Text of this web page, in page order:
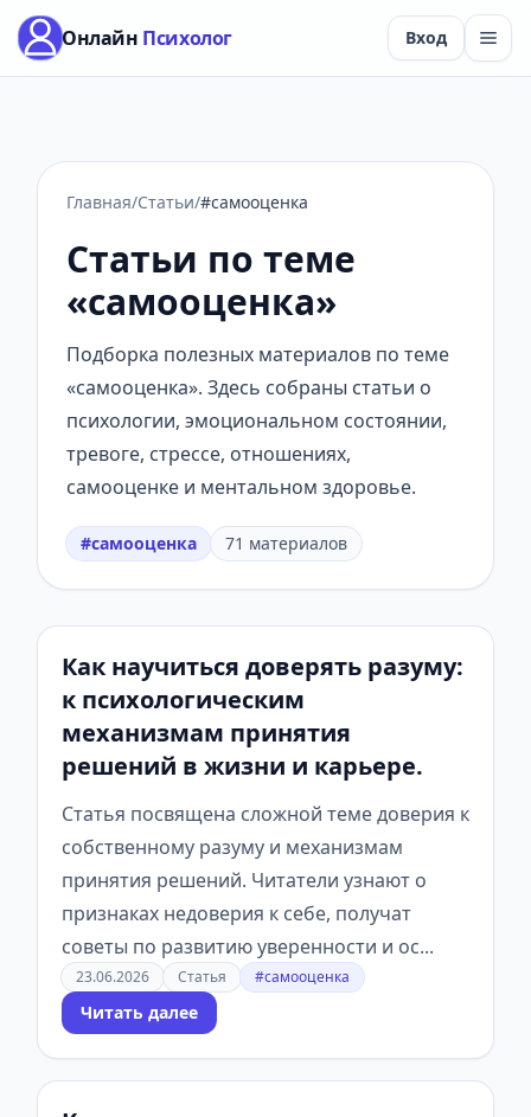
Онлайн Психолог Вход
Главная/Статьи/#самооценка
Статьи по теме
«самооценка»
Подборка полезных материалов по теме
«самооценка». Здесь собраны статьи о
психологии, эмоциональном состоянии,
тревоге, стрессе, отношениях,
самооценке и ментальном здоровье.
#самооценка 71 материалов
Как научиться доверять разуму:
к психологическим
механизмам принятия
решений в жизни и карьере.
Статья посвящена сложной теме доверия к
собственному разуму и механизмам
принятия решений. Читатели узнают о
признаках недоверия к себе, получат
советы по развитию уверенности и ос...
23.06.2026 Статья #самооценка
Читать далее